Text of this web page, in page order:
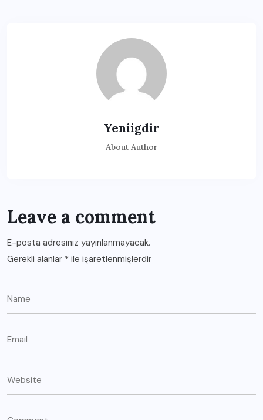
Yeniigdir
About Author
Leave a comment
E-posta adresiniz yayınlanmayacak.
Gerekli alanlar * ile işaretlenmişlerdir